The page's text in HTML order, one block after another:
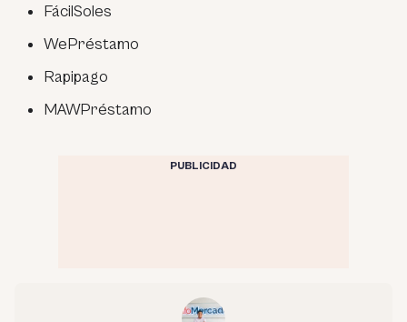
FácilSoles
WePréstamo
Rapipago
MAWPréstamo
PUBLICIDAD